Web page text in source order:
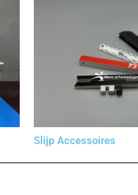
Slijp Accessoires